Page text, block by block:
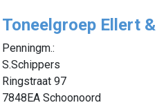
Toneelgroep Ellert
Penningm.:
S.Schippers
Ringstraat 97
7848EA Schoonoord